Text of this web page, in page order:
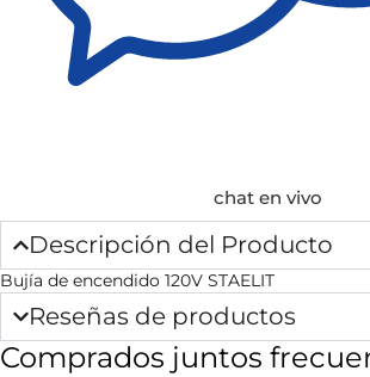
chat en vivo
Descripción del Producto
Bujía de encendido 120V STAELIT
Reseñas de productos
Comprados juntos